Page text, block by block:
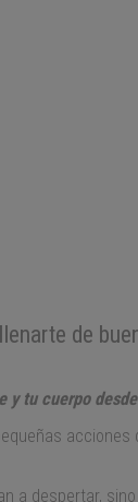
de
y tu cuerpo
acciones
a despertar,